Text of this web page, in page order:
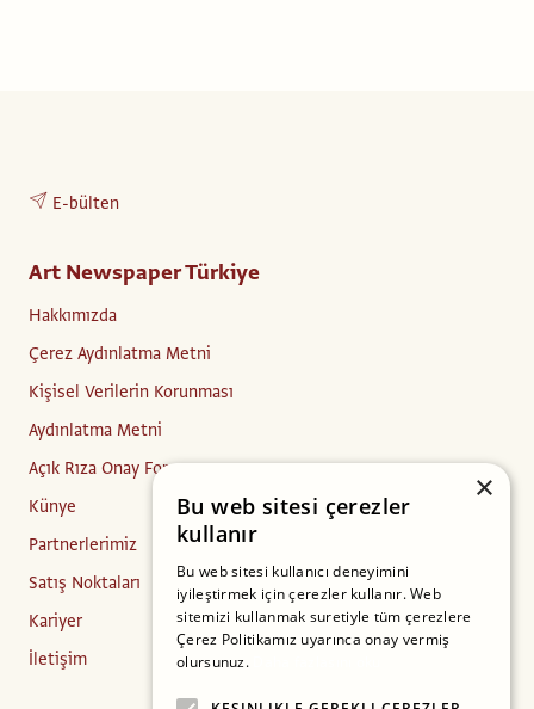
E-bülten
Art Newspaper Türkiye
Hakkımızda
Çerez Aydınlatma Metni
Kişisel Verilerin Korunması
Aydınlatma Metni
Açık Rıza Onay Formu
Künye
Partnerlerimiz
Satış Noktaları
Kariyer
İletişim
×
Bu web sitesi çerezler
kullanır
Bu web sitesi kullanıcı deneyimini
iyileştirmek için çerezler kullanır. Web
sitemizi kullanmak suretiyle tüm çerezlere
Çerez Politikamız uyarınca onay vermiş
olursunuz.